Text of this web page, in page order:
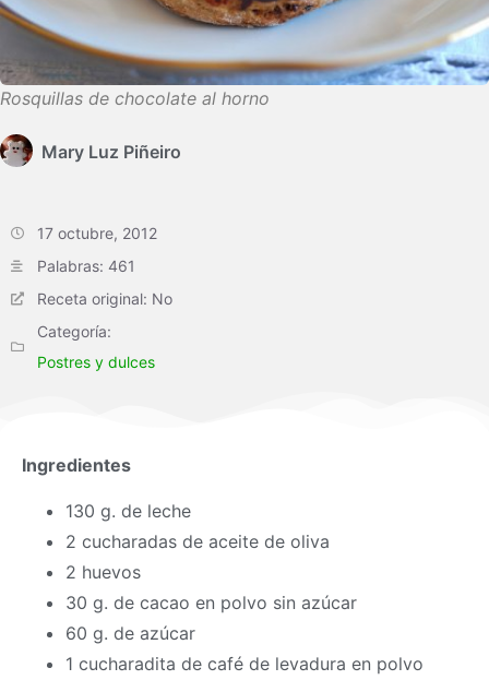
Rosquillas de chocolate al horno
Mary Luz Piñeiro
17 octubre, 2012
Palabras: 461
Receta original: No
Categoría:
Postres y dulces
Ingredientes
130 g. de leche
2 cucharadas de aceite de oliva
2 huevos
30 g. de cacao en polvo sin azúcar
60 g. de azúcar
1 cucharadita de café de levadura en polvo